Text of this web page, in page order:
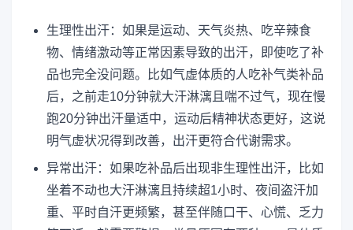
生理性出汗：如果是运动、天气炎热、吃辛辣食
物、情绪激动等正常因素导致的出汗，即使吃了补
品也完全没问题。比如气虚体质的人吃补气类补品
后，之前走10分钟就大汗淋漓且喘不过气，现在慢
跑20分钟出汗量适中，运动后精神状态更好，这说
明气虚状况得到改善，出汗更符合代谢需求。
异常出汗：如果吃补品后出现非生理性出汗，比如
坐着不动也大汗淋漓且持续超1小时、夜间盗汗加
重、平时自汗更频繁，甚至伴随口干、心慌、乏力